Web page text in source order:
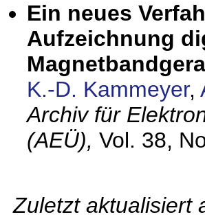
Ein neues
Aufzeichnung
K.-D. Kammeyer,
Archiv für
(AEÜ), Vol. 38,
Zuletzt aktualisiert